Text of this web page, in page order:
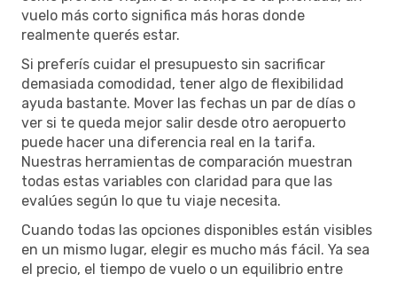
vuelo más corto significa más horas donde
realmente querés estar.
Si preferís cuidar el presupuesto sin sacrificar
demasiada comodidad, tener algo de flexibilidad
ayuda bastante. Mover las fechas un par de días o
ver si te queda mejor salir desde otro aeropuerto
puede hacer una diferencia real en la tarifa.
Nuestras herramientas de comparación muestran
todas estas variables con claridad para que las
evalúes según lo que tu viaje necesita.
Cuando todas las opciones disponibles están visibles
en un mismo lugar, elegir es mucho más fácil. Ya sea
el precio, el tiempo de vuelo o un equilibrio entre